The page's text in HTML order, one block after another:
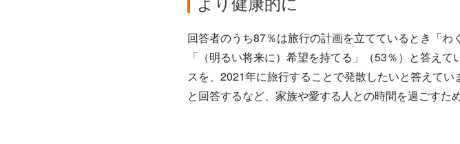
回答者のうち87％は旅行の計画を立てているとき「わ
「（明るい将来に）希望を持てる」（53％）と答え
スを、2021年に旅行することで発散したいと答えて
と回答するなど、家族や愛する人との時間を過ごすた